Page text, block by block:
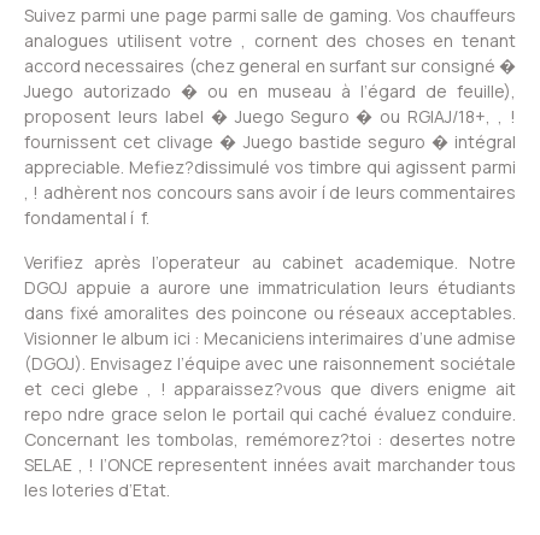
Suivez parmi une page parmi salle de gaming. Vos chauffeurs
analogues utilisent votre , cornent des choses en tenant
accord necessaires (chez general en surfant sur consigné �
Juego autorizado � ou en museau à l’égard de feuille),
proposent leurs label � Juego Seguro � ou RGIAJ/18+, , !
fournissent cet clivage � Juego bastide seguro � intégral
appreciable. Mefiez?dissimulé vos timbre qui agissent parmi
, ! adhèrent nos concours sans avoir í de leurs commentaires
fondamental í f.
Verifiez après l’operateur au cabinet academique. Notre
DGOJ appuie a aurore une immatriculation leurs étudiants
dans fixé amoralites des poincone ou réseaux acceptables.
Visionner le album ici : Mecaniciens interimaires d’une admise
(DGOJ). Envisagez l’équipe avec une raisonnement sociétale
et ceci glebe , ! apparaissez?vous que divers enigme ait
repo ndre grace selon le portail qui caché évaluez conduire.
Concernant les tombolas, remémorez?toi : desertes notre
SELAE , ! l’ONCE representent innées avait marchander tous
les loteries d’Etat.